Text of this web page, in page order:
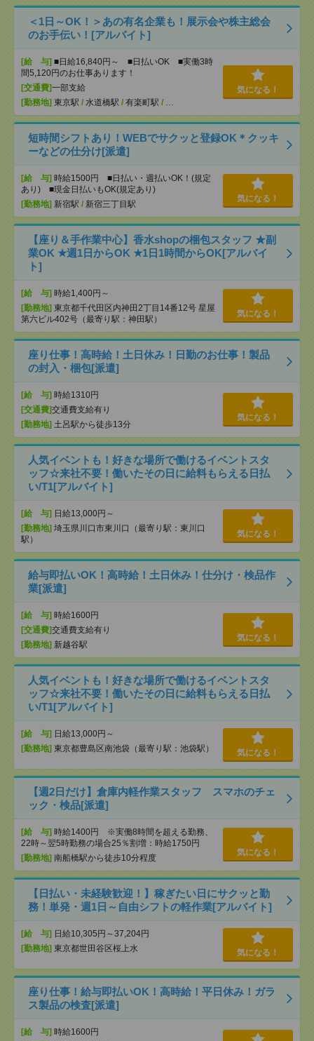
＜1日～OK！＞あの有名企業も！展示会や株主総会
のお手伝い！[アルバイト]
[給 与] ■日給16,840円～ ■日払いOK ■実働3時
間5,120円のお仕事あります！
[交通費]一部支給
[勤務地] 東京駅 / 水道橋駅 / 有楽町駅 / …
気になる！
短時間シフトあり！WEBでサクッと登録OK＊クッキ
ーなどの仕分け[派遣]
[給 与] 時給1500円 ■日払い・週払いOK！(規定
あり) ■現金日払いもOK(規定あり)
[勤務地] 新宿駅 / 新宿三丁目駅
気になる！
【座り＆手作業中心】香水shopの梱包スタッフ ★副
業OK ★週1日からOK ★1日1時間からOK[アルバイ
ト]
[給 与] 時給1,400円～
[勤務地] 東京都千代田区内神田2丁目14番12号 星屋
第六ビル402号（最寄り駅：神田駅）
気になる！
座り仕事！高時給！土日休み！日勤のお仕事！製品
の封入・梱包[派遣]
[給 与] 時給1310円
[交通費]交通費支給有り
[勤務地] 土呂駅から徒歩13分
気になる！
人気イベントも！好きな場所で働けるイベントスタ
ッフ☆来社不要！働いたその日に給料もらえる日払
い/T1[アルバイト]
[給 与] 日給13,000円～
[勤務地] 埼玉県川口市東川口（最寄り駅：東川口
駅）
気になる！
給与即払いOK！高時給！土日休み！仕分け・検品作
業[派遣]
[給 与] 時給1600円
[交通費]交通費支給有り
[勤務地] 新越谷駅
気になる！
人気イベントも！好きな場所で働けるイベントスタ
ッフ☆来社不要！働いたその日に給料もらえる日払
い/T1[アルバイト]
[給 与] 日給13,000円～
[勤務地] 東京都豊島区南池袋（最寄り駅：池袋駅） 気になる！
【週2日だけ】倉庫内軽作業スタッフ スマホのチェ
ック・検品[派遣]
[給 与] 時給1400円 ※実働8時間を超える勤務、
22時～翌5時勤務の場合25％割増：時給1750円
[勤務地] 南船橋駅から徒歩10分程度
気になる！
【日払い・未経験歓迎！】稼ぎたい日にサクッと勤
務！単発・週1日～自由シフトの軽作業[アルバイト]
[給 与] 日給10,305円～37,204円
[勤務地] 東京都世田谷区桜上水 気になる！
座り仕事！給与即払いOK！高時給！平日休み！ガラ
ス製品の検査[派遣]
[給 与] 時給1600円